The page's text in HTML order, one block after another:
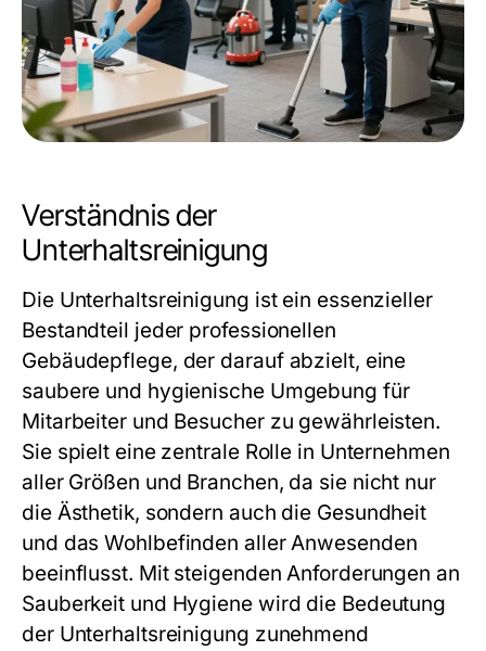
Verständnis der
Unterhaltsreinigung
Die Unterhaltsreinigung ist ein essenzieller
Bestandteil jeder professionellen
Gebäudepflege, der darauf abzielt, eine
saubere und hygienische Umgebung für
Mitarbeiter und Besucher zu gewährleisten.
Sie spielt eine zentrale Rolle in Unternehmen
aller Größen und Branchen, da sie nicht nur
die Ästhetik, sondern auch die Gesundheit
und das Wohlbefinden aller Anwesenden
beeinflusst. Mit steigenden Anforderungen an
Sauberkeit und Hygiene wird die Bedeutung
der Unterhaltsreinigung zunehmend